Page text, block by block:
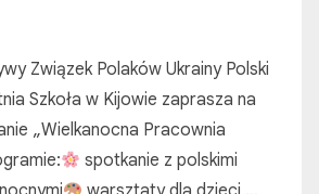
Związek Polaków Ukrainy Polski
Szkoła w Kijowie zaprasza na
„Wielkanocna Pracownia
spotkanie z polskimi